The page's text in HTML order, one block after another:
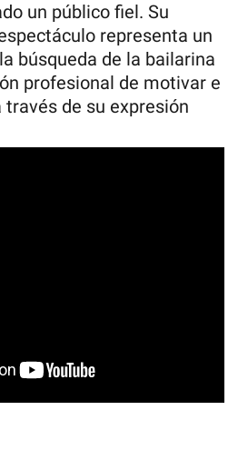
un público fiel. Su
representa un
búsqueda de la bailarina
profesional de motivar e
de su expresión